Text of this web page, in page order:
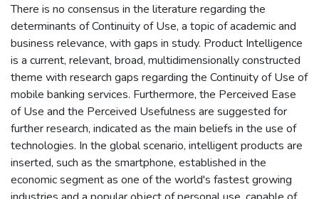
There is no consensus in the literature regarding the
determinants of Continuity of Use, a topic of academic and
business relevance, with gaps in study. Product Intelligence
is a current, relevant, broad, multidimensionally constructed
theme with research gaps regarding the Continuity of Use of
mobile banking services. Furthermore, the Perceived Ease
of Use and the Perceived Usefulness are suggested for
further research, indicated as the main beliefs in the use of
technologies. In the global scenario, intelligent products are
inserted, such as the smartphone, established in the
economic segment as one of the world's fastest growing